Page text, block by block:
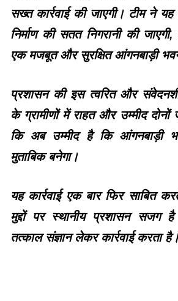
सख्त कार्रवाई की जाएगी। टीम ने
निर्माण की सतत निगरानी की
एक मजबूत और सुरक्षित आंगनबाड़ी
प्रशासन की इस त्वरित और
के ग्रामीणों में राहत और उम्मीद दोनों
कि अब उम्मीद है कि आंगनबाड़ी
मुताबिक बनेगा।
यह कार्रवाई एक बार फिर साबित
मुद्दों पर स्थानीय प्रशासन सजग
तत्काल संज्ञान लेकर कार्रवाई करता